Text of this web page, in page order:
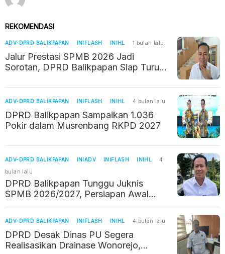
REKOMENDASI
ADV-DPRD BALIKPAPAN INIFLASH INIHL 1 bulan lalu
Jalur Prestasi SPMB 2026 Jadi
Sorotan, DPRD Balikpapan Siap Turun
ADV-DPRD BALIKPAPAN INIFLASH INIHL 4 bulan lalu
DPRD Balikpapan Sampaikan 1.036
Pokir dalam Musrenbang RKPD 2027
ADV-DPRD BALIKPAPAN INIADV INIFLASH INIHL
4
bulan lalu
DPRD Balikpapan Tunggu Juknis
SPMB 2026/2027, Persiapan Awal
Sudah Berjalan
ADV-DPRD BALIKPAPAN INIFLASH INIHL 4 bulan lalu
DPRD Desak Dinas PU Segera
Realisasikan Drainase Wonorejo,